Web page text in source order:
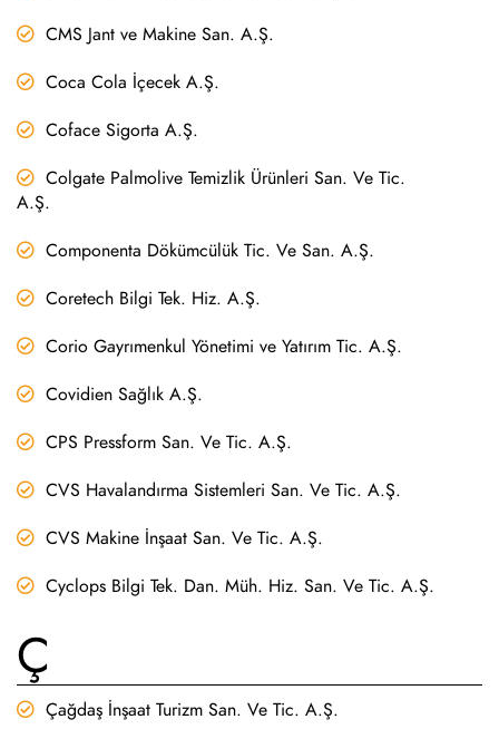
CMS Jant ve Makine San. A.Ş.
Coca Cola İçecek A.Ş.
Coface Sigorta A.Ş.
Colgate Palmolive Temizlik Ürünleri San. Ve Tic.
A.Ş.
Componenta Dökümcülük Tic. Ve San. A.Ş.
Coretech Bilgi Tek. Hiz. A.Ş.
Corio Gayrımenkul Yönetimi ve Yatırım Tic. A.Ş.
Covidien Sağlık A.Ş.
CPS Pressform San. Ve Tic. A.Ş.
CVS Havalandırma Sistemleri San. Ve Tic. A.Ş.
CVS Makine İnşaat San. Ve Tic. A.Ş.
Cyclops Bilgi Tek. Dan. Müh. Hiz. San. Ve Tic. A.Ş.
Ç
Çağdaş İnşaat Turizm San. Ve Tic. A.Ş.